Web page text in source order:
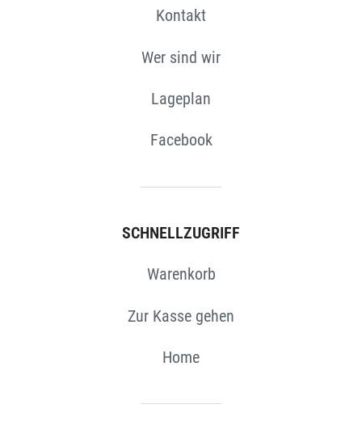
Kontakt
Wer sind wir
Lageplan
Facebook
SCHNELLZUGRIFF
Warenkorb
Zur Kasse gehen
Home